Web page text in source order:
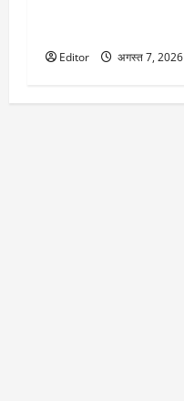
Editor अगस्त 7, 2026